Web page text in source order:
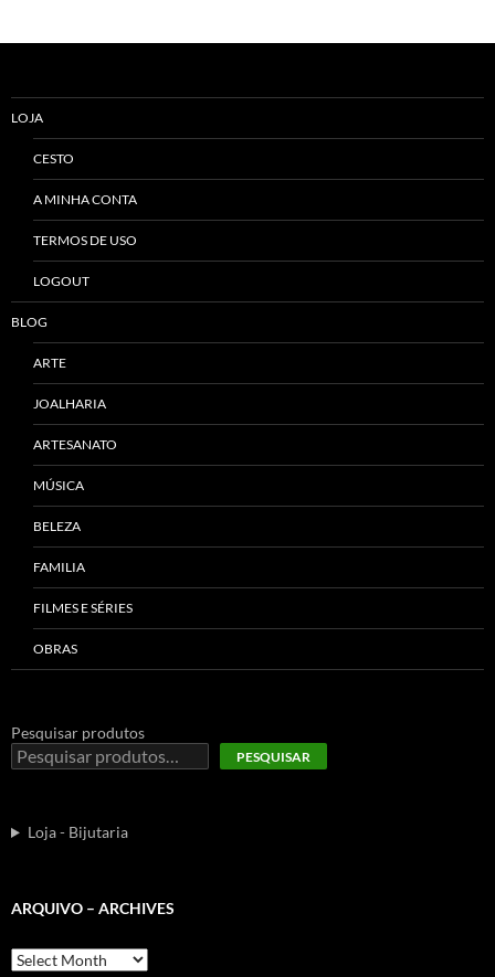
LOJA
CESTO
A MINHA CONTA
TERMOS DE USO
LOGOUT
BLOG
ARTE
JOALHARIA
ARTESANATO
MÚSICA
BELEZA
FAMILIA
FILMES E SÉRIES
OBRAS
Pesquisar produtos
PESQUISAR
Loja - Bijutaria
ARQUIVO – ARCHIVES
Arquivo